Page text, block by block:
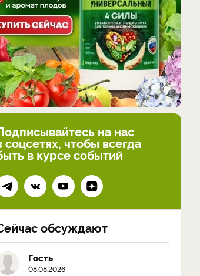
на нас
соцсетях, чтобы всегда
в курсе событий
обсуждают
Гость
08.08.2026